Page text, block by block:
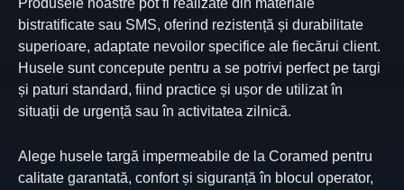
bistratificate sau SMS, oferind rezistență și durabilitate
superioare, adaptate nevoilor specifice ale fiecărui client.
Husele sunt concepute pentru a se potrivi perfect pe targi
și paturi standard, fiind practice și ușor de utilizat în
situații de urgență sau în activitatea zilnică.
Alege husele targă impermeabile de la Coramed pentru
calitate garantată, confort și siguranță în blocul operator,